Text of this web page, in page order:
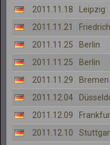
2011.11.18
Leipzig
2011.11.21
2011.11.25
Berlin
2011.11.25
Berlin
2011.11.29
Bremen
2011.12.04
2011.12.09
2011.12.10